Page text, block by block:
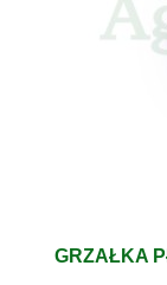
GRZAŁKA